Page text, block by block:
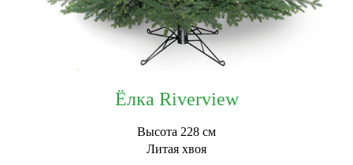
Ёлка Riverview
Высота 228 см
Литая хвоя